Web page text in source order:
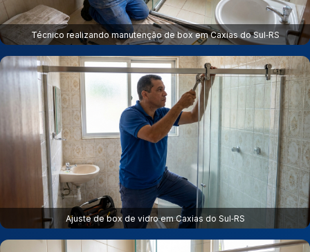
Técnico realizando manutenção de box em Caxias do Sul‑RS
Ajuste de box de vidro em Caxias do Sul‑RS